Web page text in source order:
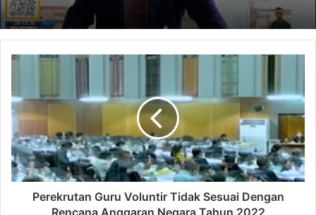
Perekrutan Guru Voluntir Tidak Sesuai Dengan